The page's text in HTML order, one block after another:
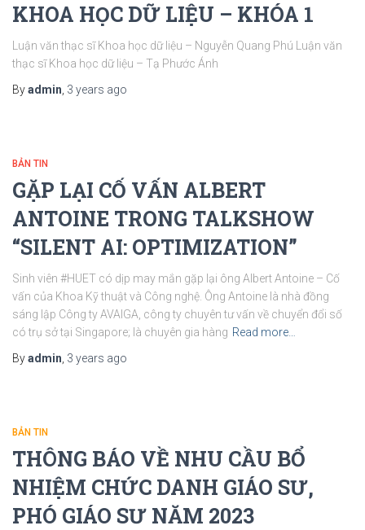
KHOA HỌC DỮ LIỆU – KHÓA 1
Luận văn thạc sĩ Khoa học dữ liệu – Nguyễn Quang Phú Luận văn
thạc sĩ Khoa học dữ liệu – Tạ Phước Ánh
Byadmin 3 years ago
BẢN TIN
GẶP LẠI CỐ VẤN ALBERT
ANTOINE TRONG TALKSHOW
“SILENT AI: OPTIMIZATION”
Sinh viên #HUET có dịp may mắn gặp lại ông Albert Antoine – Cố
vấn của Khoa Kỹ thuật và Công nghệ. Ông Antoine là nhà đồng
sáng lập Công ty AVAIGA, công ty chuyên tư vấn về chuyển đổi số
có trụ sở tại Singapore; là chuyên gia hàng Read more…
Byadmin 3 years ago
BẢN TIN
THÔNG BÁO VỀ NHU CẦU BỔ
NHIỆM CHỨC DANH GIÁO SƯ,
PHÓ GIÁO SƯ NĂM 2023